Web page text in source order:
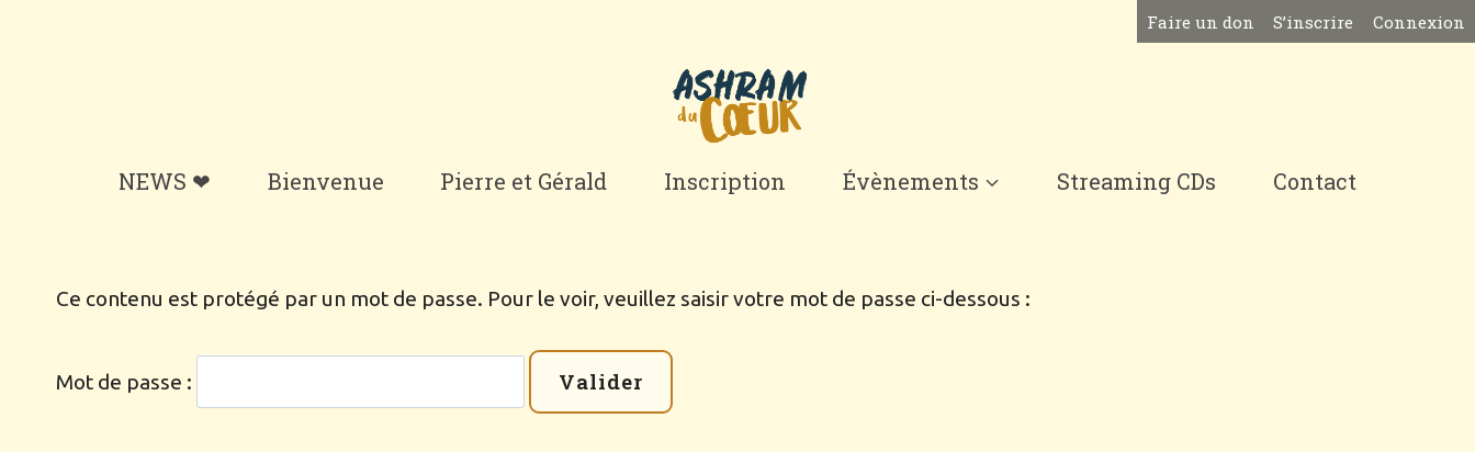
Faire un don S’inscrire Connexion
NEWS ❤ Bienvenue Pierre et Gérald Inscription Évènements Streaming CDs Contact
Ce contenu est protégé par un mot de passe. Pour le voir, veuillez saisir votre mot de passe ci-dessous :
Mot de passe :